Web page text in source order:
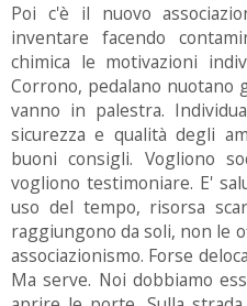
Poi c'è il nuovo
inventare facendo
chimica le motivazioni
Corrono, pedalano nuotano
vanno in palestra.
sicurezza e qualità degli
buoni consigli. Vogliono
vogliono testimoniare. E'
uso del tempo, risorsa
raggiungono da soli, non le
associazionismo. Forse
Ma serve. Noi dobbiamo